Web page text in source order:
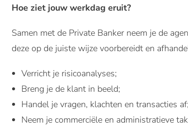
Hoe ziet jouw werkdag eruit?
Samen met de Private Banker neem je de
deze op de juiste wijze voorbereidt en
Verricht je risicoanalyses;
Breng je de klant in beeld;
Handel je vragen, klachten en transacties af;
Neem je commerciële en administratieve